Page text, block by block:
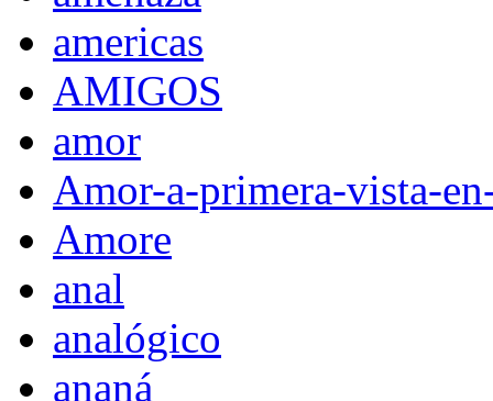
americas
AMIGOS
amor
Amor-a-primera-vista-
Amore
anal
analógico
ananá